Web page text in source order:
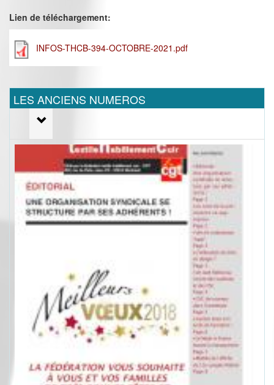
Lien de téléchargement:
INFOS-THCB-394-OCTOBRE-2021.pdf
LES ANCIENS NUMEROS